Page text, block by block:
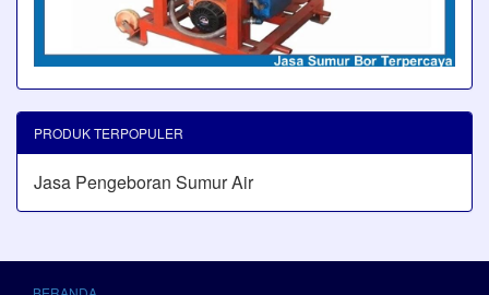
PRODUK TERPOPULER
Jasa Pengeboran Sumur Air